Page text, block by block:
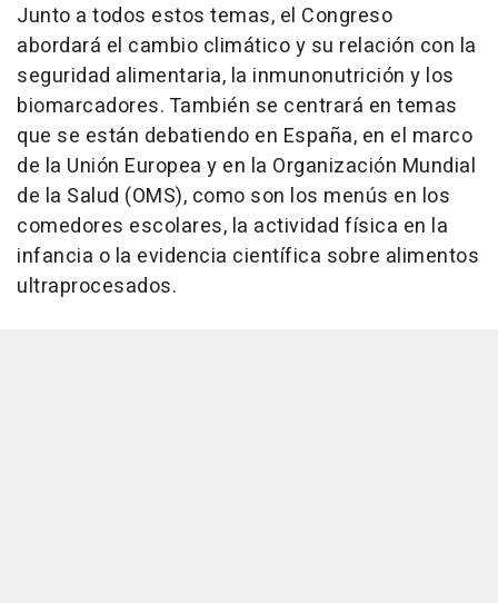
Junto a todos estos temas, el Congreso
abordará el cambio climático y su relación con la
seguridad alimentaria, la inmunonutrición y los
biomarcadores. También se centrará en temas
que se están debatiendo en España, en el marco
de la Unión Europea y en la Organización Mundial
de la Salud (OMS), como son los menús en los
comedores escolares, la actividad física en la
infancia o la evidencia científica sobre alimentos
ultraprocesados.